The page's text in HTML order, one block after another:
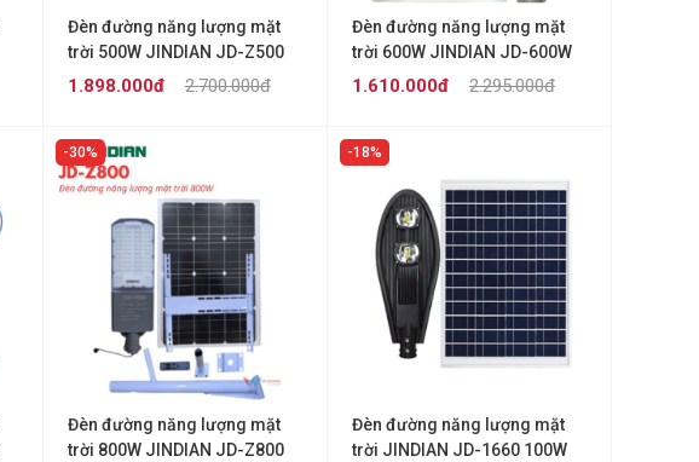
Đèn đường năng lượng mặt
trời 500W JINDIAN JD-Z500
2.700.000đ
1.898.000đ
Đèn đường năng lượng mặt
trời 600W JINDIAN JD-600W
2.295.000đ
1.610.000đ
30%
Đèn đường năng lượng mặt
trời 800W JINDIAN JD-Z800
18%
Đèn đường năng lượng mặt
trời JINDIAN JD-1660 100W